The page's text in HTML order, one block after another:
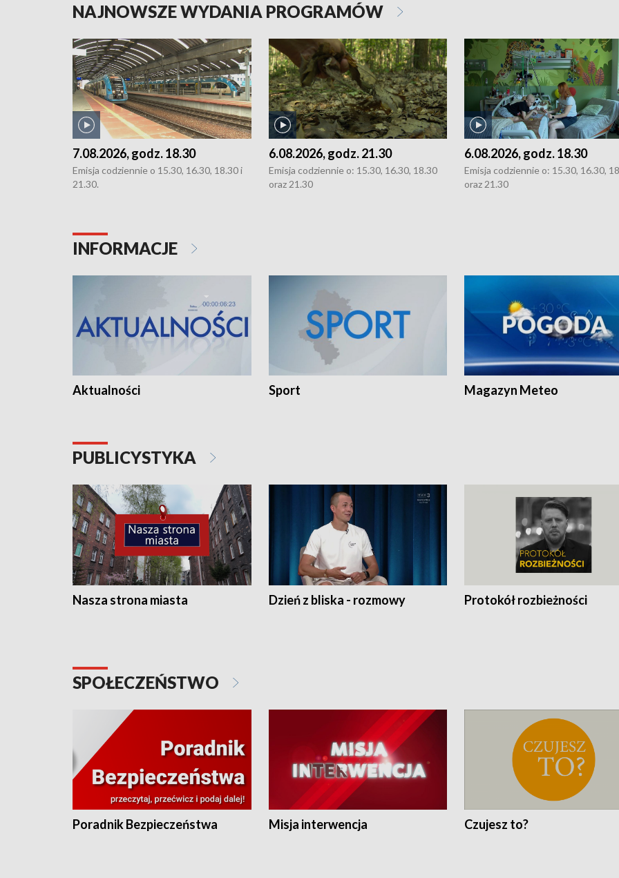
NAJNOWSZE WYDANIA PROGRAMÓW
7.08.2026, godz. 18.30
Emisja codziennie o 15.30, 16.30, 18.30 i
21.30.
6.08.2026, godz. 21.30
Emisja codziennie o: 15.30, 16.30, 18.30
oraz 21.30
6.08.2026, godz. 18.30
Emisja codziennie o: 15.30, 16.30,
oraz 21.30
INFORMACJE
Aktualności Sport Magazyn Meteo
PUBLICYSTYKA
Nasza strona miasta Dzień z bliska - rozmowy Protokół rozbieżności
SPOŁECZEŃSTWO
Poradnik Bezpieczeństwa Misja interwencja Czujesz to?